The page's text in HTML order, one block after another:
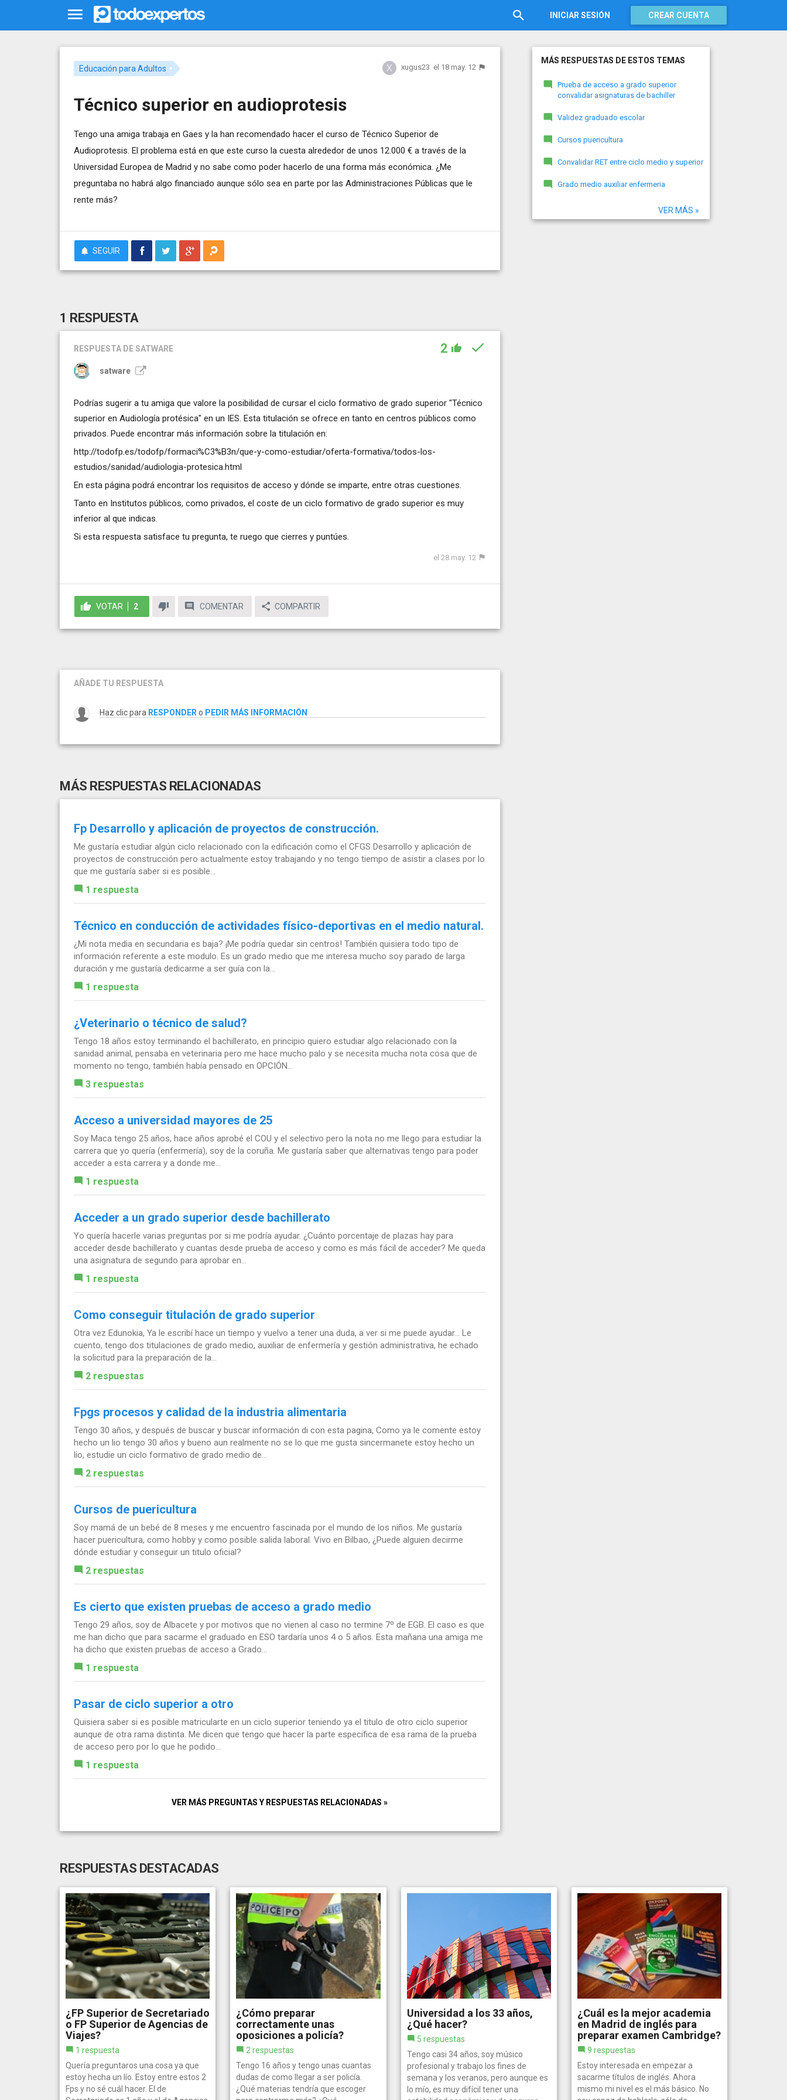
INICIAR SESIÓN CREAR CUENTA
Educación para Adultos xugus23 el 18 may. 12
Técnico superior en audioprotesis
Tengo una amiga trabaja en Gaes y la han recomendado hacer el curso de Técnico Superior de
Audioprotesis. El problema está en que este curso la cuesta alrededor de unos 12.000 € a través de la
Universidad Europea de Madrid y no sabe como poder hacerlo de una forma más económica. ¿Me
preguntaba no habrá algo financiado aunque sólo sea en parte por las Administraciones Públicas que le
rente más?
SEGUIR
1 RESPUESTA
RESPUESTA DE SATWARE 2
satware
Podrías sugerir a tu amiga que valore la posibilidad de cursar el ciclo formativo de grado superior "Técnico
superior en Audiología protésica" en un IES. Esta titulación se ofrece en tanto en centros públicos como
privados. Puede encontrar más información sobre la titulación en:
http://todofp.es/todofp/formaci%C3%B3n/que-y-como-estudiar/oferta-formativa/todos-los-
estudios/sanidad/audiologia-protesica.html
En esta página podrá encontrar los requisitos de acceso y dónde se imparte, entre otras cuestiones.
Tanto en Institutos públicos, como privados, el coste de un ciclo formativo de grado superior es muy
inferior al que indicas.
Si esta respuesta satisface tu pregunta, te ruego que cierres y puntúes.
el 28 may. 12
VOTAR 2 COMENTAR COMPARTIR
AÑADE TU RESPUESTA
Haz clic para RESPONDER o PEDIR MÁS INFORMACIÓN
MÁS RESPUESTAS RELACIONADAS
Fp Desarrollo y aplicación de proyectos de construcción.
Me gustaría estudiar algún ciclo relacionado con la edificación como el CFGS Desarrollo y aplicación de
proyectos de construcción pero actualmente estoy trabajando y no tengo tiempo de asistir a clases por lo
que me gustaría saber si es posible...
1 respuesta
Técnico en conducción de actividades físico-deportivas en el medio natural.
¿Mi nota media en secundaria es baja? ¡Me podría quedar sin centros! También quisiera todo tipo de
información referente a este modulo. Es un grado medio que me interesa mucho soy parado de larga
duración y me gustaría dedicarme a ser guía con la...
1 respuesta
¿Veterinario o técnico de salud?
Tengo 18 años estoy terminando el bachillerato, en principio quiero estudiar algo relacionado con la
sanidad animal, pensaba en veterinaria pero me hace mucho palo y se necesita mucha nota cosa que de
momento no tengo, también había pensado en OPCIÓN...
3 respuestas
Acceso a universidad mayores de 25
Soy Maca tengo 25 años, hace años aprobé el COU y el selectivo pero la nota no me llego para estudiar la
carrera que yo quería (enfermería), soy de la coruña. Me gustaría saber que alternativas tengo para poder
acceder a esta carrera y a donde me...
1 respuesta
Acceder a un grado superior desde bachillerato
Yo quería hacerle varias preguntas por si me podría ayudar. ¿Cuánto porcentaje de plazas hay para
acceder desde bachillerato y cuantas desde prueba de acceso y como es más fácil de acceder? Me queda
una asignatura de segundo para aprobar en...
1 respuesta
Como conseguir titulación de grado superior
Otra vez Edunokia, Ya le escribí hace un tiempo y vuelvo a tener una duda, a ver si me puede ayudar... Le
cuento, tengo dos titulaciones de grado medio, auxiliar de enfermería y gestión administrativa, he echado
la solicitud para la preparación de la...
2 respuestas
Fpgs procesos y calidad de la industria alimentaria
Tengo 30 años, y después de buscar y buscar información di con esta pagina, Como ya le comente estoy
hecho un lio tengo 30 años y bueno aun realmente no se lo que me gusta sincermanete estoy hecho un
lio, estudie un ciclo formativo de grado medio de...
2 respuestas
Cursos de puericultura
Soy mamá de un bebé de 8 meses y me encuentro fascinada por el mundo de los niños. Me gustaría
hacer puericultura, como hobby y como posible salida laboral. Vivo en Bilbao, ¿Puede alguien decirme
dónde estudiar y conseguir un titulo oficial?
2 respuestas
Es cierto que existen pruebas de acceso a grado medio
Tengo 29 años, soy de Albacete y por motivos que no vienen al caso no termine 7º de EGB. El caso es que
me han dicho que para sacarme el graduado en ESO tardaría unos 4 o 5 años. Esta mañana una amiga me
ha dicho que existen pruebas de acceso a Grado...
1 respuesta
Pasar de ciclo superior a otro
Quisiera saber si es posible matricularte en un ciclo superior teniendo ya el titulo de otro ciclo superior
aunque de otra rama distinta. Me dicen que tengo que hacer la parte especifica de esa rama de la prueba
de acceso pero por lo que he podido...
1 respuesta
VER MÁS PREGUNTAS Y RESPUESTAS RELACIONADAS »
MÁS RESPUESTAS DE ESTOS TEMAS
Prueba de acceso a grado superior
convalidar asignaturas de bachiller
Validez graduado escolar
Cursos puericultura
Convalidar RET entre ciclo medio y superior
Grado medio auxiliar enfermeria
VER MÁS »
RESPUESTAS DESTACADAS
¿FP Superior de Secretariado
o FP Superior de Agencias de
Viajes?
1 respuesta
Quería preguntaros una cosa ya que
estoy hecha un lío. Estoy entre estos 2
Fps y no sé cuál hacer. El de
¿Cómo preparar
correctamente unas
oposiciones a policía?
2 respuestas
Tengo 16 años y tengo unas cuantas
dudas de como llegar a ser policía.
¿Qué materias tendría que escoger
Universidad a los 33 años,
¿Qué hacer?
5 respuestas
Tengo casi 34 años, soy músico
profesional y trabajo los fines de
semana y los veranos, pero aunque es
lo mío, es muy difícil tener una
¿Cuál es la mejor academia
en Madrid de inglés para
preparar examen Cambridge?
9 respuestas
Estoy interesada en empezar a
sacarme títulos de inglés. Ahora
mismo mi nivel es el más básico. No